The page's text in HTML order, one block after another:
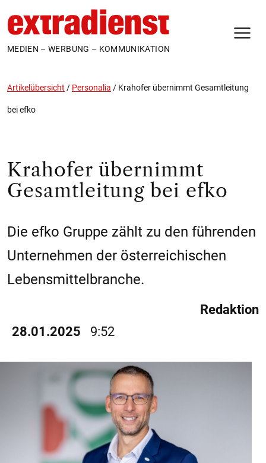
MEDIEN – WERBUNG – KOMMUNIKATION
Artikelübersicht / Personalia / Krahofer übernimmt Gesamtleitung
bei efko
Krahofer übernimmt
Gesamtleitung bei efko
Die efko Gruppe zählt zu den führenden
Unternehmen der österreichischen
Lebensmittelbranche.
28.01.2025 9:52
Redaktion